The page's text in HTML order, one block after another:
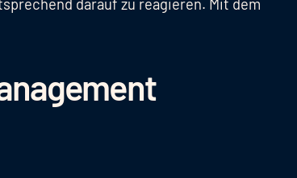
darauf zu reagieren. Mit dem